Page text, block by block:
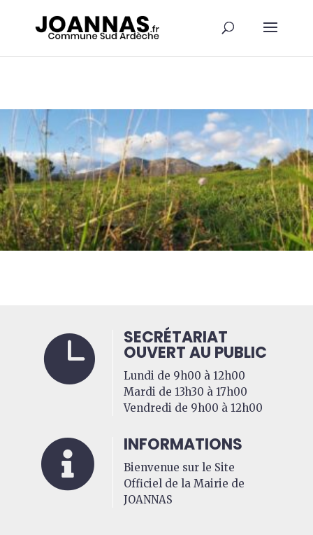
 SECRÉTARIAT
OUVERT AU PUBLIC
Lundi de 9h00 à 12h00
Mardi de 13h30 à 17h00
Vendredi de 9h00 à 12h00
 INFORMATIONS
Bienvenue sur le Site
Officiel de la Mairie de
JOANNAS